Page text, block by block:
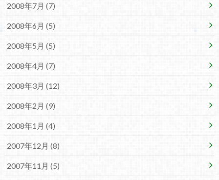
2008年7月 (7)
2008年6月 (5)
2008年5月 (5)
2008年4月 (7)
2008年3月 (12)
2008年2月 (9)
2008年1月 (4)
2007年12月 (8)
2007年11月 (5)